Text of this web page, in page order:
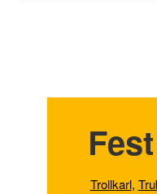
Trollkarl,